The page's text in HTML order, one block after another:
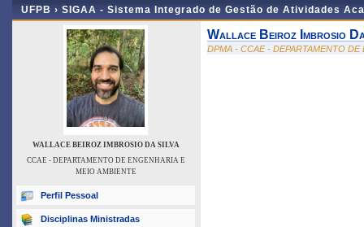
UFPB › SIGAA - Sistema Integrado de Gestão de Atividades
WALLACE BEIROZ IMBROSIO DA SILVA
CCAE - DEPARTAMENTO DE ENGENHARIA E
MEIO AMBIENTE
Perfil Pessoal
Disciplinas Ministradas
Wallace Beiroz Imbrosio
DPMA - CCAE - DEPARTAMENTO